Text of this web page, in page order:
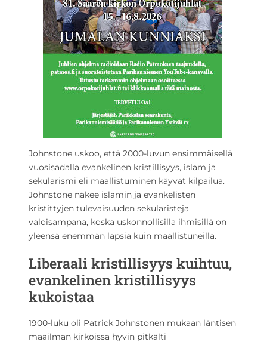
Johnstone uskoo, että 2000-luvun ensimmäisellä
vuosisadalla evankelinen kristillisyys, islam ja
sekularismi eli maallistuminen käyvät kilpailua.
Johnstone näkee islamin ja evankelisten
kristittyjen tulevaisuuden sekularisteja
valoisampana, koska uskonnollisilla ihmisillä on
yleensä enemmän lapsia kuin maallistuneilla.
Liberaali kristillisyys kuihtuu,
evankelinen kristillisyys
kukoistaa
1900-luku oli Patrick Johnstonen mukaan läntisen
maailman kirkoissa hyvin pitkälti